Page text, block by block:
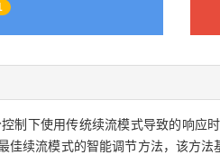
制下使用传统续流模式导致的响应
佳续流模式的智能调节方法，该方